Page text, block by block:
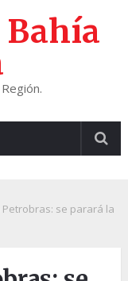
se parará la